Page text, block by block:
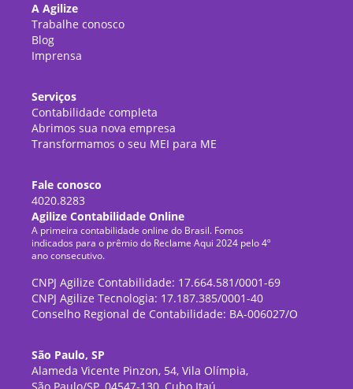
A Agilize
Trabalhe conosco
Blog
Imprensa
Serviços
Contabilidade completa
Abrimos sua nova empresa
Transformamos o seu MEI para ME
Fale conosco
4020.8283
Agilize Contabilidade Online
A primeira contabilidade online do Brasil. Fomos
indicados para o prêmio do Reclame Aqui 2024 pelo 4º
ano consecutivo.
CNPJ Agilize Contabilidade: 17.664.581/0001-69
CNPJ Agilize Tecnologia: 17.187.385/0001-40
Conselho Regional de Contabilidade: BA-006027/O
São Paulo, SP
Alameda Vicente Pinzon, 54, Vila Olímpia,